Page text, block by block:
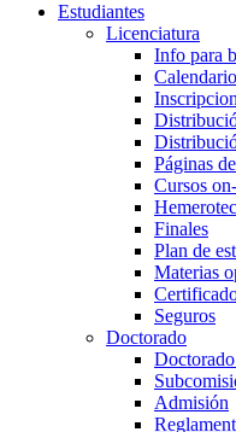
Estudiantes
Licenciatura
Info para
Páginas
Cursos
Finales
Plan de
Materias
Seguros
Doctorado
Admisión